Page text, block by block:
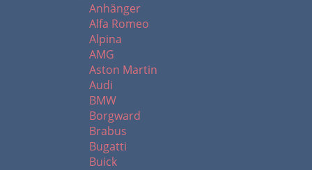
Anhänger
Alfa Romeo
Alpina
AMG
Aston Martin
Audi
BMW
Borgward
Brabus
Bugatti
Buick